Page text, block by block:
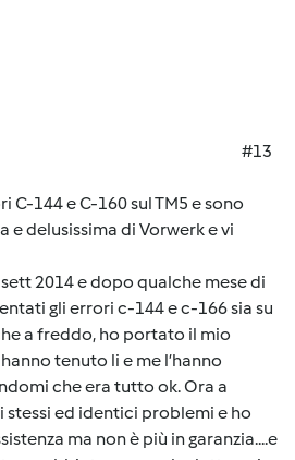
#13
C-144 e C-160 sul TM5 e sono
e delusissima di Vorwerk e vi
2014 e dopo qualche mese di
gli errori c-144 e c-166 sia su
a freddo, ho portato il mio
tenuto li e me l’hanno
che era tutto ok. Ora a
stessi ed identici problemi e ho
ma non è più in garanzia....e